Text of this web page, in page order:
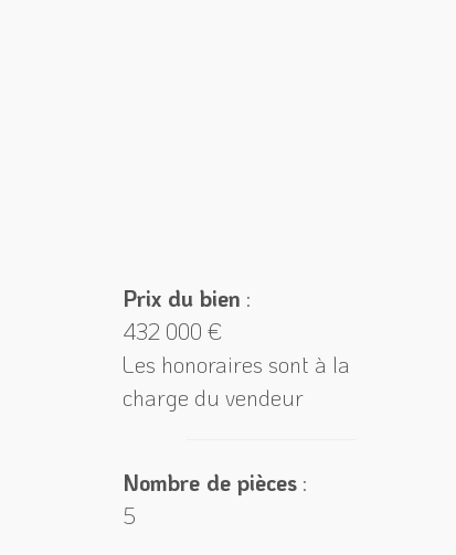
Prix du bien :
432 000 €
Les honoraires sont à la
charge du vendeur
Nombre de pièces :
5